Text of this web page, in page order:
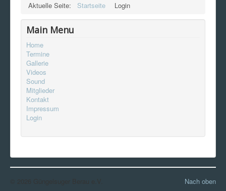
Aktuelle Seite: Startseite Login
Main Menu
Home
Termine
Gallerie
Videos
Sound
Mitglieder
Kontakt
Impressum
Login
Nach oben